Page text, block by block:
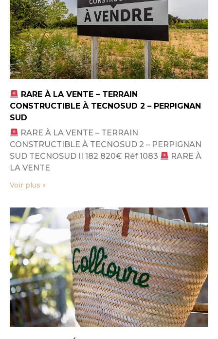
RARE À LA VENTE – TERRAIN
CONSTRUCTIBLE À TECNOSUD 2 – PERPIGNAN
SUD
RARE À LA VENTE – TERRAIN
CONSTRUCTIBLE À TECNOSUD 2 – PERPIGNAN
SUD TECNOSUD II 182 820€ Réf 1083
RARE À
LA VENTE
Voir plus »